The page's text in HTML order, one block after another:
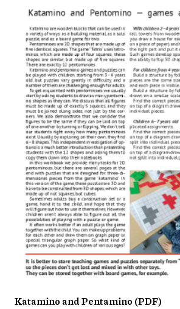
Katamino and Pentamino (PDF)